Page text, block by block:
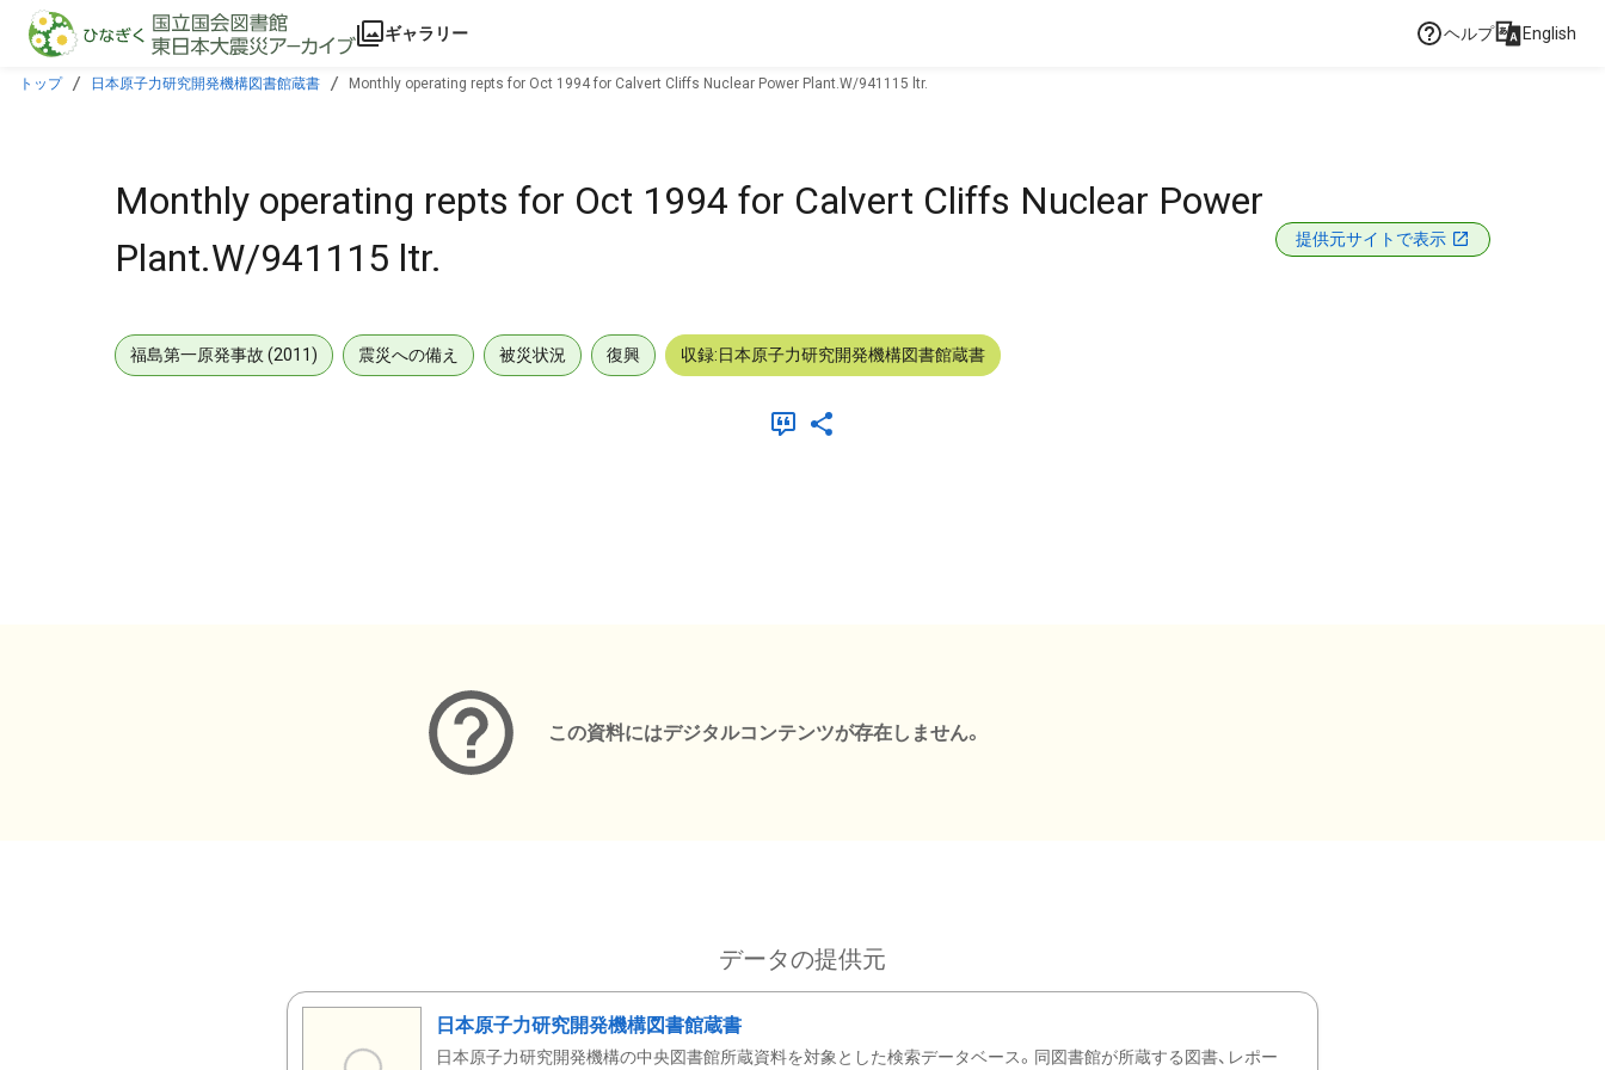
本文に飛ぶ
ギャラリー ヘルプ English
トップ 日本原子力研究開発機構図書館蔵書 Monthly operating repts for Oct 1994 for Calvert Cliffs Nuclear Power Plant.W/941115 ltr.
Monthly operating repts for Oct 1994 for Calvert Cliffs Nuclear Power
Plant.W/941115 ltr.
提供元サイトで表示
福島第一原発事故 (2011) 震災への備え 被災状況 復興 収録:日本原子力研究開発機構図書館蔵書
この資料にはデジタルコンテンツが存在しません。
データの提供元
日本原子力研究開発機構図書館蔵書
日本原子力研究開発機構の中央図書館所蔵資料を対象とした検索データベース。同図書館が所蔵する図書、レポー